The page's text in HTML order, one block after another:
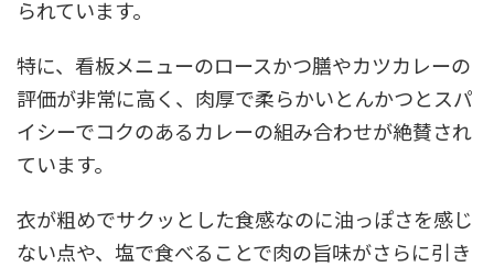
られています。
特に、看板メニューのロースかつ膳やカツカレーの
評価が非常に高く、肉厚で柔らかいとんかつとスパ
イシーでコクのあるカレーの組み合わせが絶賛され
ています。
衣が粗めでサクッとした食感なのに油っぽさを感じ
ない点や、塩で食べることで肉の旨味がさらに引き